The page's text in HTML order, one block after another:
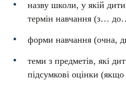
назву школи, у якій
термін навчання (з…
форми навчання (очна,
теми з предметів, які
підсумкові оцінки